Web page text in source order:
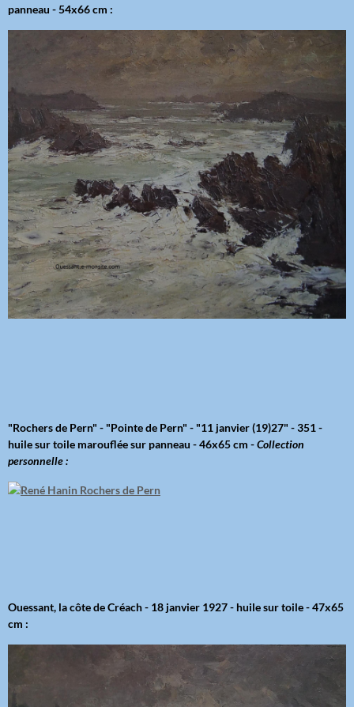
panneau - 54x66 cm :
"Rochers de Pern" - "Pointe de Pern" - "11 janvier (19)27" - 351 -
huile sur toile marouflée sur panneau - 46x65 cm -Collection
personnelle :
Ouessant, la côte de Créach - 18 janvier 1927 - huile sur toile - 47x65
cm :